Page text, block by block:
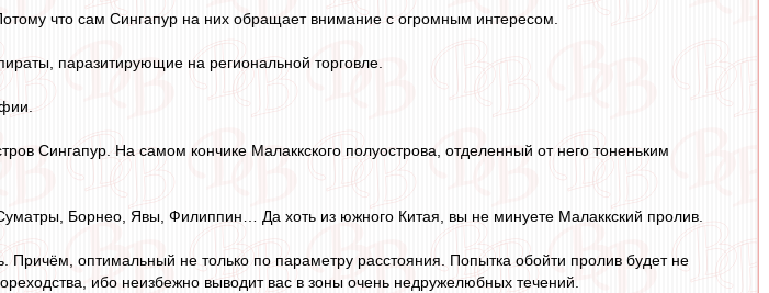
что сам Сингапур на них обращает внимание с огромным интересом.
паразитирующие на региональной торговле.
Сингапур. На самом кончике Малаккского полуострова, отделенный от него тоненьким
Борнео, Явы, Филиппин… Да хоть из южного Китая, вы не минуете Малаккский пролив.
оптимальный не только по параметру расстояния. Попытка обойти пролив будет не
ибо неизбежно выводит вас в зоны очень недружелюбных течений.